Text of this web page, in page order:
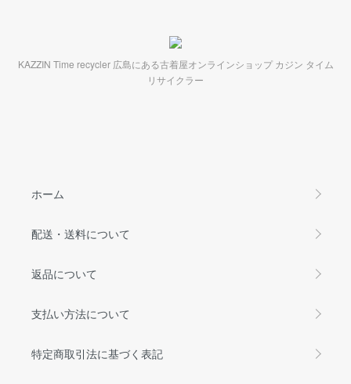
KAZZIN Time recycler 広島にある古着屋オンラインショップ カジン タイム
リサイクラー
ホーム
配送・送料について
返品について
支払い方法について
特定商取引法に基づく表記